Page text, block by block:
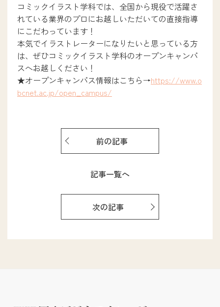
コミックイラスト学科では、全国から現役で活躍さ
れている業界のプロにお越しいただいての直接指導
にこだわっています！
本気でイラストレーターになりたいと思っている方
は、ぜひコミックイラスト学科のオープンキャンパ
スへお越しください！
★オープンキャンパス情報はこちら→https://www.o
bcnet.ac.jp/open_campus/
前の記事
記事一覧へ
次の記事